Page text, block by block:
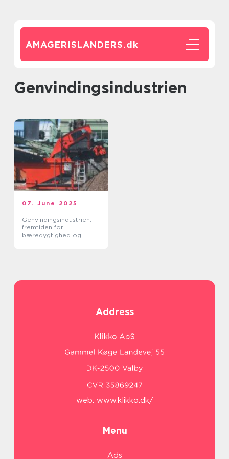
AMAGERISLANDERS.dk
Genvindingsindustrien
07. June 2025
Genvindingsindustrien:
fremtiden for
bæredygtighed og
Address
web: www.klikko.dk/
Menu
Ads